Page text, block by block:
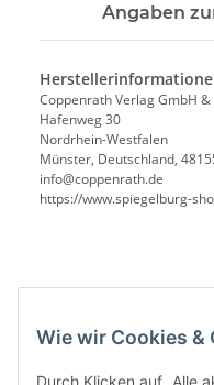
Wie wir Cookies &
Angaben
Coppenrath Verlag GmbH &
Hafenweg 30
Nordrhein-Westfalen
Münster, Deutschland,
info@coppenrath.de
https://www.spiegelburg-
Benachrichtigen, wenn